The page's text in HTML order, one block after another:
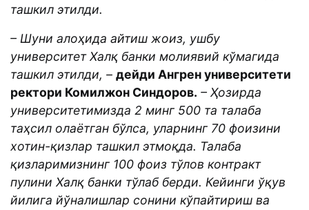
ташкил этилди.
– Шуни алоҳида айтиш жоиз, ушбу
университет Халқ банки молиявий кўмагида
ташкил этилди, – дейди Ангрен университети
ректори Комилжон Синдоров. – Ҳозирда
университетимизда 2 минг 500 та талаба
таҳсил олаётган бўлса, уларнинг 70 фоизини
хотин-қизлар ташкил этмоқда. Талаба
қизларимизнинг 100 фоиз тўлов контракт
пулини Халқ банки тўлаб берди. Кейинги ўқув
йилига йўналишлар сонини кўпайтириш ва